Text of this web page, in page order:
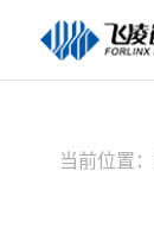
当前位置：